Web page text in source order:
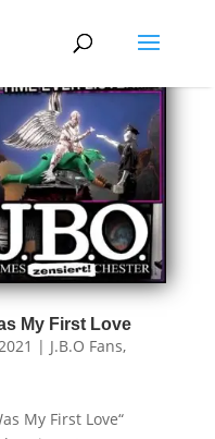
My First Love
| J.B.O Fans,
My First Love“